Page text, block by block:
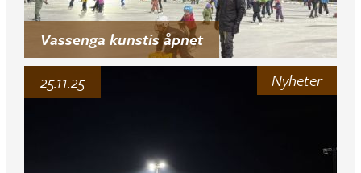
Vassenga kunstis åpnet
Nyheter
25.11.25